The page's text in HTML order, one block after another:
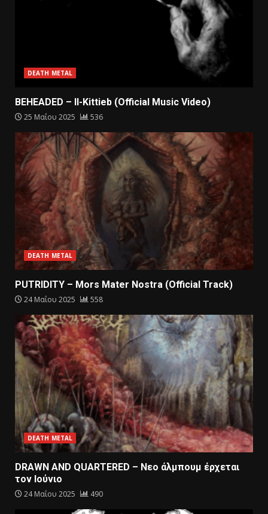
DEATH METAL
BEHEADED – Il-Kittieb (Official Music Video)
25 Μαΐου 2025 536
DEATH METAL
PUTRIDITY – Mors Mater Nostra (Official Track)
24 Μαΐου 2025 558
DEATH METAL
DRAWN AND QUARTERED – Nεο άλμπουμ έρχεται
τον Ιούνιο
24 Μαΐου 2025 490